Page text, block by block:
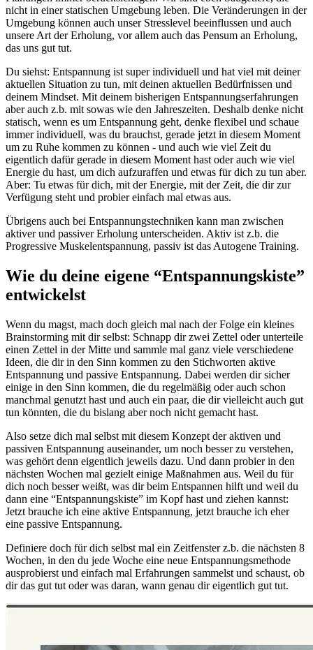
nicht in einer statischen Umgebung leben. Die Veränderungen in der
Umgebung können auch unser Stresslevel beeinflussen und auch
unsere Art der Erholung, vor allem auch das Pensum an Erholung,
das uns gut tut.
Du siehst: Entspannung ist super individuell und hat viel mit deiner
aktuellen Situation zu tun, mit deinen aktuellen Bedürfnissen und
deinem Mindset. Mit deinem bisherigen Entspannungserfahrungen
aber auch z.b. mit sowas wie den Jahreszeiten. Deshalb denke nicht
statisch, wenn es um Entspannung geht, denke flexibel und schaue
immer individuell, was du brauchst, gerade jetzt in diesem Moment
um zu Ruhe kommen zu können - und auch wie viel Zeit du
eigentlich dafür gerade in diesem Moment hast oder auch wie viel
Energie du hast, um dich aufzuraffen und etwas für dich zu tun aber.
Aber: Tu etwas für dich, mit der Energie, mit der Zeit, die dir zur
Verfügung steht und probier einfach mal etwas aus.
Übrigens auch bei Entspannungstechniken kann man zwischen
aktiver und passiver Erholung unterscheiden. Aktiv ist z.b. die
Progressive Muskelentspannung, passiv ist das Autogene Training.
Wie du deine eigene “Entspannungskiste”
entwickelst
Wenn du magst, mach doch gleich mal nach der Folge ein kleines
Brainstorming mit dir selbst: Schnapp dir zwei Zettel oder unterteile
einen Zettel in der Mitte und sammle mal ganz viele verschiedene
Ideen, die dir in den Sinn kommen zu den Stichworten aktive
Entspannung und passive Entspannung. Dabei werden dir sicher
einige in den Sinn kommen, die du regelmäßig oder auch schon
manchmal genutzt hast und auch ein paar, die dir vielleicht auch gut
tun könnten, die du bislang aber noch nicht gemacht hast.
Also setze dich mal selbst mit diesem Konzept der aktiven und
passiven Entspannung auseinander, um noch besser zu verstehen,
was gehört denn eigentlich jeweils dazu. Und dann probier in den
nächsten Wochen mal gezielt einige Maßnahmen aus. Weil du für
dich noch besser weißt, was dir beim Entspannen hilft und weil du
dann eine “Entspannungskiste” im Kopf hast und ziehen kannst:
Jetzt brauche ich eine aktive Entspannung, jetzt brauche ich eher
eine passive Entspannung.
Definiere doch für dich selbst mal ein Zeitfenster z.b. die nächsten 8
Wochen, in den du jede Woche eine neue Entspannungsmethode
ausprobierst und einfach mal Erfahrungen sammelst und schaust, ob
dir das gut tut oder was daran, wann genau dir eigentlich gut tut.